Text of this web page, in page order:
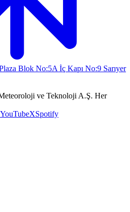
Blok No:5A İç Kapı No:9 Sarıyer
ve Teknoloji A.Ş. Her
YouTubeXSpotify